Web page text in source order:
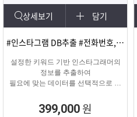
상세보기 담기
#인스타그램 DB추출 #전화번호, 이메일 추출
설정한 키워드 기반 인스타그래머의
정보를 추출하여
필요에 맞는 데이터를 선택적으로 수
399,000 원